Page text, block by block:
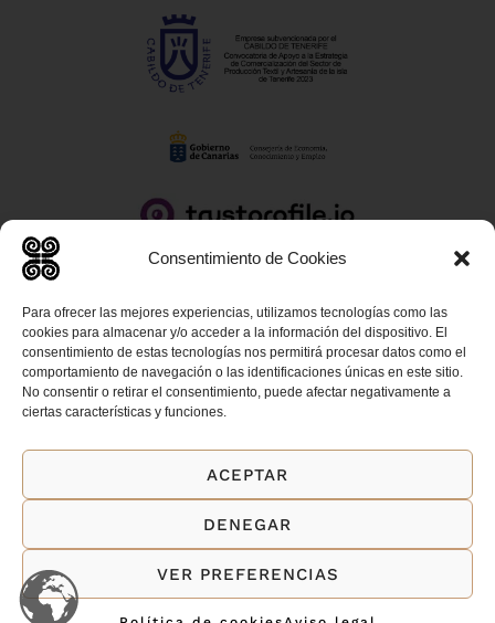
Consentimiento de Cookies
Para ofrecer las mejores experiencias, utilizamos tecnologías como las
cookies para almacenar y/o acceder a la información del dispositivo. El
consentimiento de estas tecnologías nos permitirá procesar datos como el
comportamiento de navegación o las identificaciones únicas en este sitio.
No consentir o retirar el consentimiento, puede afectar negativamente a
ciertas características y funciones.
ACEPTAR
DENEGAR
VER PREFERENCIAS
AVISO LEGAL
FORMULARIO Y DERECHO DE DESISTIMIENTO
POLÍTICA DE COOKIES
POLÍTICA DE PRIVACIDAD